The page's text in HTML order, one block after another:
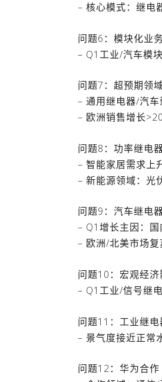
– 核心模式：继电
问题6：模块化业
– Q1工业/汽车模
问题7：超预期领
– 通用继电器/汽
– 欧洲销售增长
问题8：功率继电
– 智能家居需求上
– 新能源领域：光
问题9：汽车继电
– Q1增长主因：
– 欧洲/北美市场
问题10：宏观经济
– Q1工业/信号继
问题11：工业继电
– 景气度接近正常
问题12：华为合作